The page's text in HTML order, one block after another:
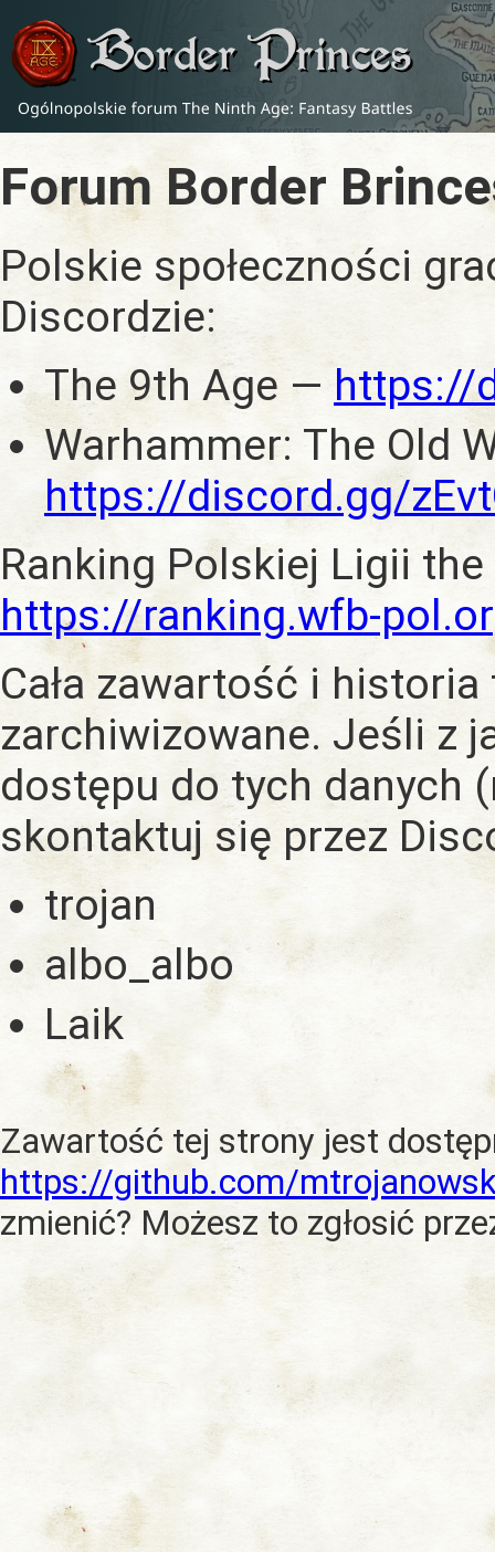
Forum Border
Polskie społeczności
Discordzie:
The 9th Age —https://
Warhammer: The Old
https://discord.gg/
Ranking Polskiej Ligii
https://ranking.wfb-
Cała zawartość i historia
zarchiwizowane. Jeśli z
dostępu do tych danych
skontaktuj się przez
trojan
albo_albo
Laik
Zawartość tej strony jest
https://github.com/
zmienić? Możesz to zgłosić